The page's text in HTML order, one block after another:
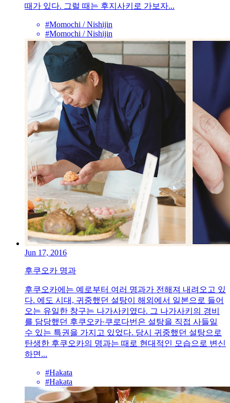
때가 있다. 그럴 때는 후지사키로 가보자...
#Momochi / Nishijin
#Momochi / Nishijin
Jun 17, 2016
후쿠오카 명과
후쿠오카에는 예로부터 여러 명과가 전해져 내려오고 있
다. 에도 시대, 귀중했던 설탕이 해외에서 일본으로 들어
오는 유일한 창구는 나가사키였다. 그 나가사키의 경비
를 담당했던 후쿠오카∙쿠로다번은 설탕을 직접 사들일
수 있는 특권을 가지고 있었다. 당시 귀중했던 설탕으로
탄생한 후쿠오카의 명과는 때로 현대적인 모습으로 변신
하면...
#Hakata
#Hakata